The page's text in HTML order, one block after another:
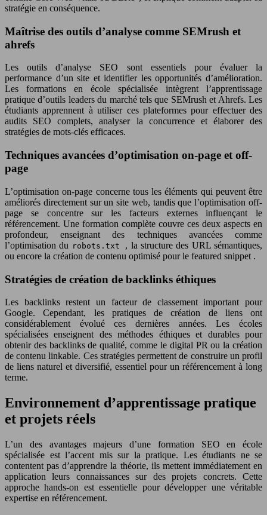
stratégie en conséquence.
Maîtrise des outils d’analyse comme SEMrush et
ahrefs
Les outils d’analyse SEO sont essentiels pour évaluer la
performance d’un site et identifier les opportunités d’amélioration.
Les formations en école spécialisée intègrent l’apprentissage
pratique d’outils leaders du marché tels que SEMrush et Ahrefs. Les
étudiants apprennent à utiliser ces plateformes pour effectuer des
audits SEO complets, analyser la concurrence et élaborer des
stratégies de mots-clés efficaces.
Techniques avancées d’optimisation on-page et off-
page
L’optimisation on-page concerne tous les éléments qui peuvent être
améliorés directement sur un site web, tandis que l’optimisation off-
page se concentre sur les facteurs externes influençant le
référencement. Une formation complète couvre ces deux aspects en
profondeur, enseignant des techniques avancées comme
l’optimisation du robots.txt , la structure des URL sémantiques,
ou encore la création de contenu optimisé pour le featured snippet .
Stratégies de création de backlinks éthiques
Les backlinks restent un facteur de classement important pour
Google. Cependant, les pratiques de création de liens ont
considérablement évolué ces dernières années. Les écoles
spécialisées enseignent des méthodes éthiques et durables pour
obtenir des backlinks de qualité, comme le digital PR ou la création
de contenu linkable. Ces stratégies permettent de construire un profil
de liens naturel et diversifié, essentiel pour un référencement à long
terme.
Environnement d’apprentissage pratique
et projets réels
L’un des avantages majeurs d’une formation SEO en école
spécialisée est l’accent mis sur la pratique. Les étudiants ne se
contentent pas d’apprendre la théorie, ils mettent immédiatement en
application leurs connaissances sur des projets concrets. Cette
approche hands-on est essentielle pour développer une véritable
expertise en référencement.